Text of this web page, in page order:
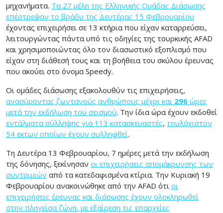
μηχανήματα. Τα 27 μέλη της Ελληνικής Ομάδας Διάσωσης
επέστρεψαν το βράδυ της Δευτέρας 15 Φεβρουαρίου
έχοντας επιχειρήσει σε 13 κτήρια που είχαν καταρρεύσει,
λειτουργώντας πάντα υπό τις οδηγίες της τουρκικής AFAD
και χρησιμοποιώντας όλο τον διασωστικό εξοπλισμό που
είχαν στη διάθεσή τους και τη βοήθεια του σκύλου έρευνας
που ακούει στο όνομα Speedy.
Οι ομάδες διάσωσης εξακολουθύν τις επιχειρήσεις,
ανασύροντας ζωντανούς ανθρώπους μέχρι και 296 ώρες
μετά την εκδήλωση του σεισμού. Την ίδια ώρα έχουν εκδοθεί
εντάλματα σύλληψης για 113 κατασκευαστές, τουλάχιστον
54 εκτων οποίων έχουν συλληφθεί.
Τη Δευτέρα 13 Φεβρουαρίου, 7 ημέρες μετά την εκδήλωση
της δόνησης, ξεκίνησαν οι επιχειρήσεις απομάκρυνσης των
συντριμιών από τα κατεδαφισμένα κτίρια. Την Κυριακή 19
Φεβρουαρίου ανακοινώθηκε από την AFAD ότι οι
επιχειρήσεις έρευνας και διάσωσης έχουν ολοκληρωθεί
στην πληγείσα ζώνη, με εξαίρεση τις επαρχείες